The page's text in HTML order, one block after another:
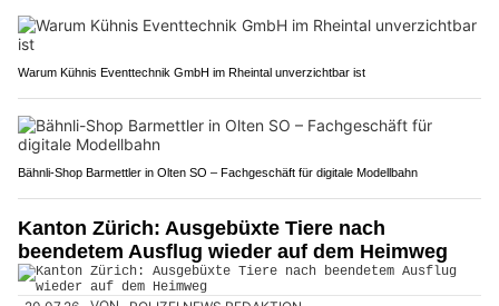
Warum Kühnis Eventtechnik GmbH im Rheintal unverzichtbar ist
Bähnli-Shop Barmettler in Olten SO – Fachgeschäft für digitale Modellbahn
Kanton Zürich: Ausgebüxte Tiere nach
beendetem Ausflug wieder auf dem Heimweg